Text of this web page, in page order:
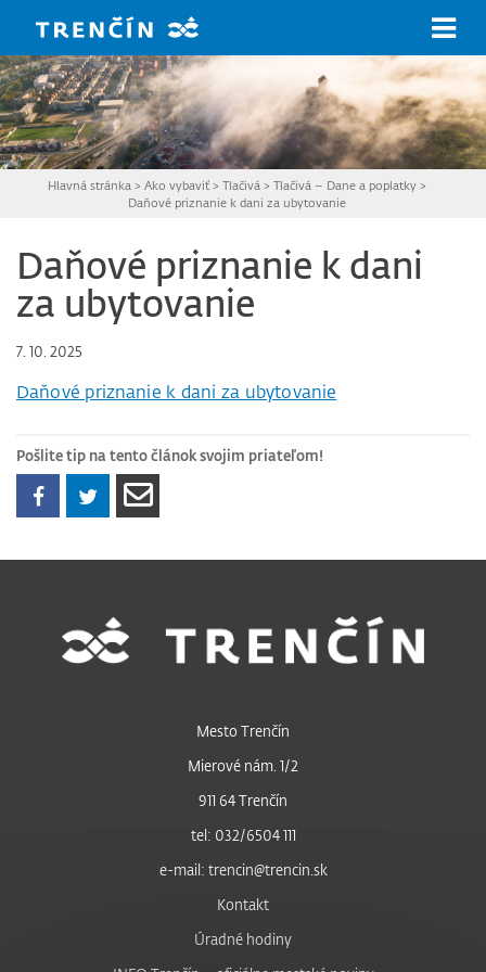
Hlavná stránka > Ako vybaviť> Tlačivá > Tlačivá – Dane a poplatky>
Daňové priznanie k dani za ubytovanie
Daňové priznanie k dani
za ubytovanie
7. 10. 2025
Daňové priznanie k dani za ubytovanie
Pošlite tip na tento článok svojim priateľom!
Mesto Trenčín
Mierové nám. 1/2
911 64 Trenčín
tel: 032/6504 111
e-mail: trencin@trencin.sk
Kontakt
Úradné hodiny